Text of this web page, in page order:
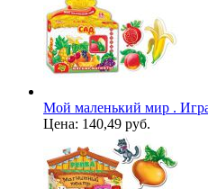
Мой маленький мир .
Цена: 140,49 руб.